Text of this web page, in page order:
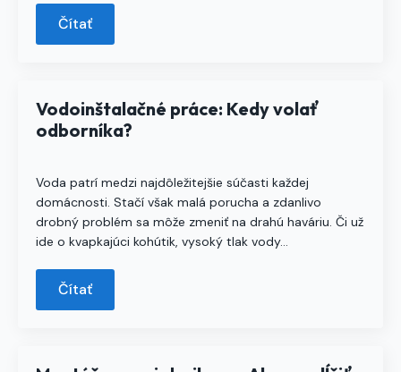
Čítať
Vodoinštalačné práce: Kedy volať
odborníka?
Voda patrí medzi najdôležitejšie súčasti každej
domácnosti. Stačí však malá porucha a zdanlivo
drobný problém sa môže zmeniť na drahú haváriu. Či už
ide o kvapkajúci kohútik, vysoký tlak vody…
Čítať